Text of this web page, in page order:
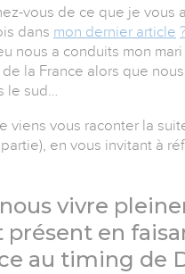
vous de ce que je vous
dans mon dernier article ?
nous a conduits mon
la France alors que
le sud…
viens vous raconter la
en vous invitant à
vivre
présent en
au timing de